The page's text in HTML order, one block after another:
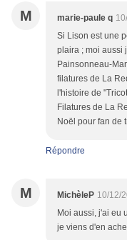
M marie-paule q
Si Lison est une
plaira ; moi aussi
Painsonneau-
filatures de La
l'histoire de
Filatures de La
Noël pour fan de
Répondre
M MichèleP 10/12/
Moi aussi, j'ai eu
je viens d'en